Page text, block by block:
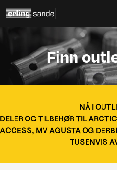
Finn
NÅ I
DELER OG TILBEHØR TIL
ACCESS, MV AGUSTA OG DERBI
TUSENVIS